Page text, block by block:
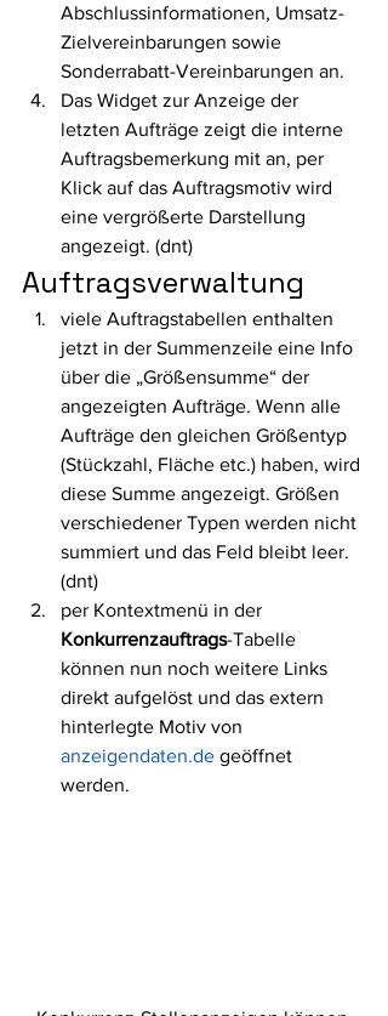
Abschlussinformationen, Umsatz-
Zielvereinbarungen sowie
Sonderrabatt-Vereinbarungen an.
Das Widget zur Anzeige der
letzten Aufträge zeigt die interne
Auftragsbemerkung mit an, per
Klick auf das Auftragsmotiv wird
eine vergrößerte Darstellung
angezeigt. (dnt)
Auftragsverwaltung
viele Auftragstabellen enthalten
jetzt in der Summenzeile eine Info
über die „Größensumme“ der
angezeigten Aufträge. Wenn alle
Aufträge den gleichen Größentyp
(Stückzahl, Fläche etc.) haben, wird
diese Summe angezeigt. Größen
verschiedener Typen werden nicht
summiert und das Feld bleibt leer.
(dnt)
per Kontextmenü in der
Konkurrenzauftrags-Tabelle
können nun noch weitere Links
direkt aufgelöst und das extern
hinterlegte Motiv von
anzeigendaten.de geöffnet
werden.